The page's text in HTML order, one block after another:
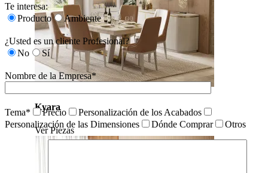
Kyara
Ver Piezas
Te interesa:
Producto
Ambiente
¿Usted es un cliente Profesional?
No
Sí
Nombre de la Empresa*
Tema* Precio
Personalización de los Acabados
Personalización de las Dimensiones
Dónde Comprar Otros